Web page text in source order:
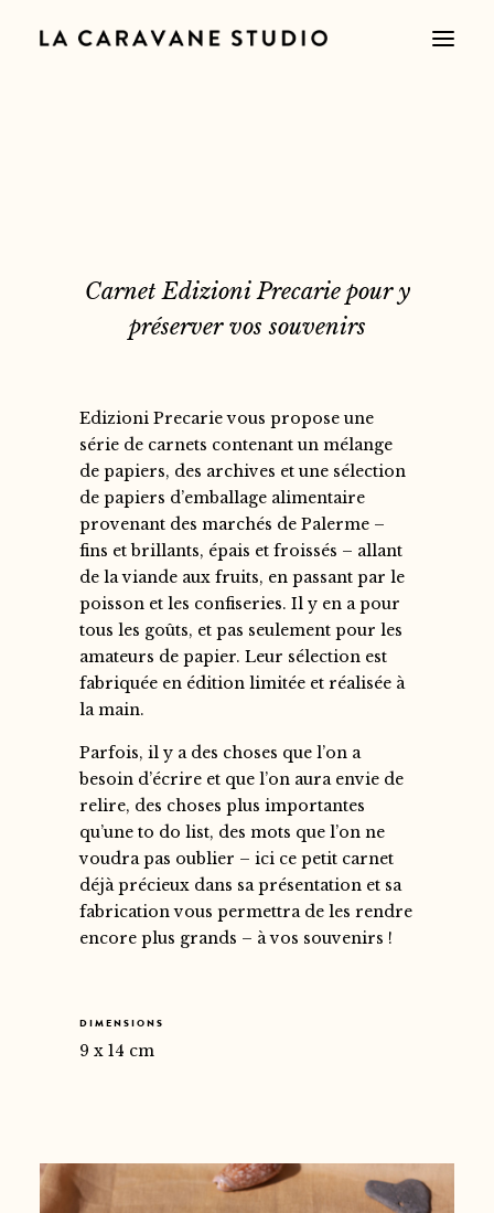
Carnet Edizioni Precarie pour y
préserver vos souvenirs
Edizioni Precarie vous propose une
série de carnets contenant un mélange
de papiers, des archives et une sélection
de papiers d’emballage alimentaire
provenant des marchés de Palerme –
fins et brillants, épais et froissés – allant
de la viande aux fruits, en passant par le
poisson et les confiseries. Il y en a pour
tous les goûts, et pas seulement pour les
amateurs de papier. Leur sélection est
fabriquée en édition limitée et réalisée à
la main.
Parfois, il y a des choses que l’on a
besoin d’écrire et que l’on aura envie de
relire, des choses plus importantes
qu’une to do list, des mots que l’on ne
voudra pas oublier – ici ce petit carnet
déjà précieux dans sa présentation et sa
fabrication vous permettra de les rendre
encore plus grands – à vos souvenirs !
DIMENSIONS
9 x 14 cm